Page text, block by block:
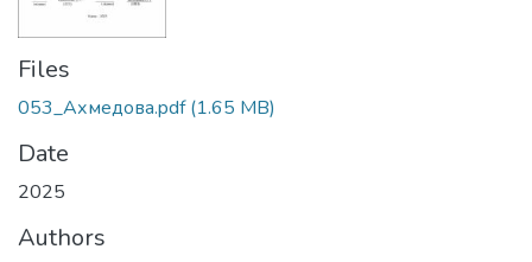
Files
053_Ахмедова.pdf(1.65 MB)
Date
2025
Authors